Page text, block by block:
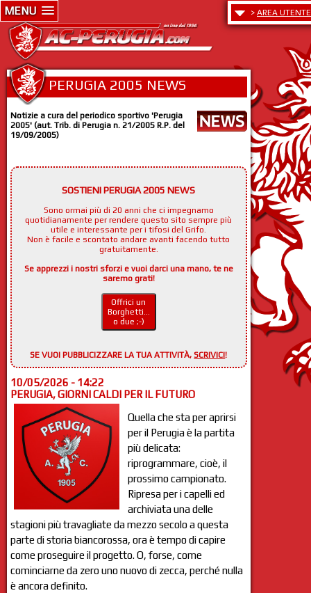
MENU > AREA UTENTE
PERUGIA 2005 NEWS
Notizie a cura del periodico sportivo 'Perugia
2005' (aut. Trib. di Perugia n. 21/2005 R.P. del
19/09/2005)
SOSTIENI PERUGIA 2005 NEWS
Sono ormai più di 20 anni che ci impegnamo
quotidianamente per rendere questo sito sempre più
utile e interessante per i tifosi del Grifo.
Non è facile e scontato andare avanti facendo tutto
gratuitamente.
Se apprezzi i nostri sforzi e vuoi darci una mano, te ne
saremo grati!
Offrici un
Borghetti...
o due ;-)
SE VUOI PUBBLICIZZARE LA TUA ATTIVITÀ,SCRIVICI!
10/05/2026 - 14:22
PERUGIA, GIORNI CALDI PER IL FUTURO
Quella che sta per aprirsi
per il Perugia è la partita
più delicata:
riprogrammare, cioè, il
prossimo campionato.
Ripresa per i capelli ed
archiviata una delle
stagioni più travagliate da mezzo secolo a questa
parte di storia biancorossa, ora è tempo di capire
come proseguire il progetto. O, forse, come
cominciarne da zero uno nuovo di zecca, perché nulla
è ancora definito.